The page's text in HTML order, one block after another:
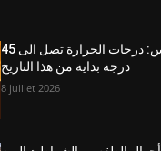
أحوال الطقس: درجات الحرارة تصل الى 45
درجة بداية من هذا التاريخ
8 juillet 2026